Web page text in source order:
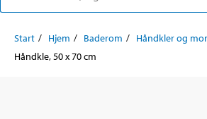
Start Hjem Baderom
Håndkler og
Håndkle, 50 x 70 cm